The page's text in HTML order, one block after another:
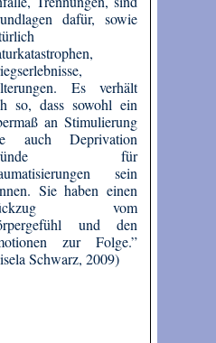
dafür, sowie
Es verhält
so, dass sowohl ein
an Stimulierung
auch Deprivation
für
sein
Sie haben einen
vom
und den
zur Folge.”
Schwarz, 2009)